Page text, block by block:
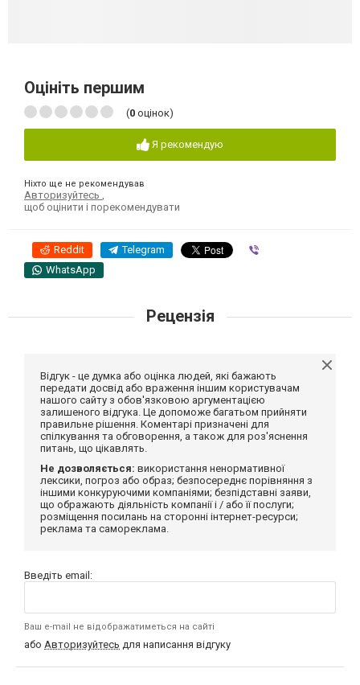
Оцініть першим
(0 оцінок)
Я рекомендую
Ніхто ще не рекомендував
Авторизуйтесь ,
щоб оцінити і порекомендувати
Reddit Telegram
WhatsApp
Рецензія
Відгук - це думка або оцінка людей, які бажають
передати досвід або враження іншим користувачам
нашого сайту з обов'язковою аргументацією
залишеного відгука. Це допоможе багатьом прийняти
правильне рішення. Коментарі призначені для
спілкування та обговорення, а також для роз'яснення
питань, що цікавлять.
Не дозволяється: використання ненормативної
лексики, погроз або образ; безпосереднє порівняння з
іншими конкуруючими компаніями; безпідставні заяви,
що ображають діяльність компанії і / або її послуги;
розміщення посилань на сторонні інтернет-ресурси;
реклама та самореклама.
Введіть email:
Ваш e-mail не відображатиметься на сайті
або Авторизуйтесь для написання відгуку